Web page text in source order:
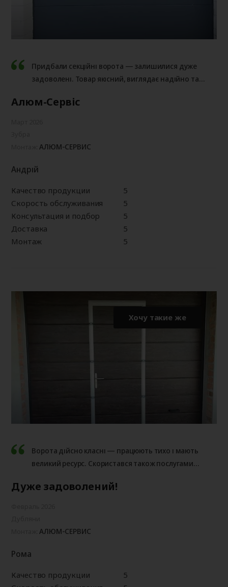
Алюм-Сервіс
Монтаж:АЛЮМ-СЕРВИС
Придбали секційні ворота — залишилися дуже
задоволені. Товар якісний, виглядає надійно та
рівні: швидко, акуратно і професійно.
Андрій
Качество продукции
5
Скорость обслуживания
5
Консультация и подбор
5
Доставка
5
Монтаж
5
Дуже задоволений!
Монтаж:АЛЮМ-СЕРВИС
Хочу такие же
Ворота дійсно класні — працюють тихо і мають
великий ресурс. Скористався також послугами
претензій. Все виконано професійно і якісно. Дуже
Рома
Качество продукции
5